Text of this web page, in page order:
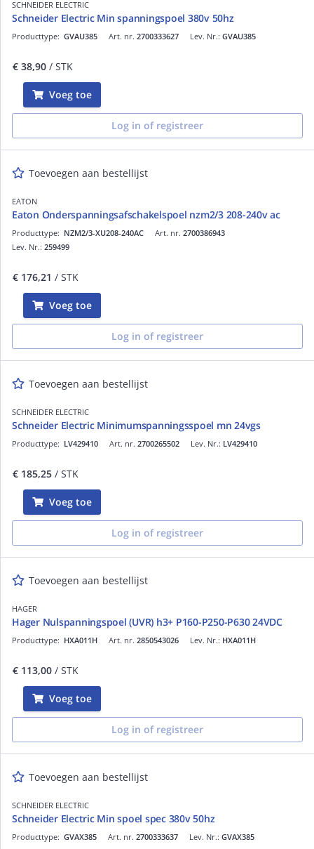
SCHNEIDER ELECTRIC
Schneider Electric Min spanningspoel 380v 50hz
Art. nr. 2700333627
Producttype: GVAU385 Lev. Nr.: GVAU385
€ 38,90 / STK
Voeg toe
Log in of registreer
Toevoegen aan bestellijst
EATON
Eaton Onderspanningsafschakelspoel nzm2/3 208-240v ac
Art. nr. 2700386943
Producttype: NZM2/3-XU208-240AC
Lev. Nr.: 259499
€ 176,21 / STK
Voeg toe
Log in of registreer
Toevoegen aan bestellijst
SCHNEIDER ELECTRIC
Schneider Electric Minimumspanningsspoel mn 24vgs
Art. nr. 2700265502
Producttype: LV429410 Lev. Nr.: LV429410
€ 185,25 / STK
Voeg toe
Log in of registreer
Toevoegen aan bestellijst
HAGER
Hager Nulspanningspoel (UVR) h3+ P160-P250-P630 24VDC
Art. nr. 2850543026
Producttype: HXA011H Lev. Nr.: HXA011H
€ 113,00 / STK
Voeg toe
Log in of registreer
Toevoegen aan bestellijst
SCHNEIDER ELECTRIC
Schneider Electric Min spoel spec 380v 50hz
Art. nr. 2700333637
Producttype: GVAX385 Lev. Nr.: GVAX385